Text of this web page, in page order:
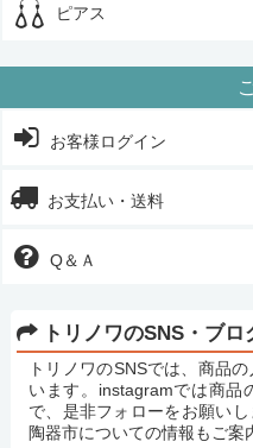
ピアス
お客様ログイン
お支払い・送料
Q＆Ａ
トリノワのSNS・ブロ
トリノワのSNSでは、商品
います。instagramでは商品
で、是非フォローをお願い
陶器市についての情報もご案